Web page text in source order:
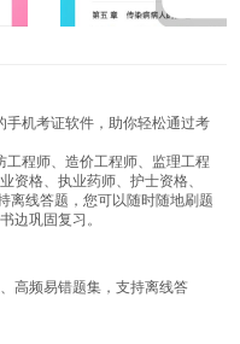
手机考证软件，助你轻松通过考
工程师、造价工程师、监理工程
资格、执业药师、护士资格、
离线答题，您可以随时随地刷题
边巩固复习。
高频易错题集，支持离线答